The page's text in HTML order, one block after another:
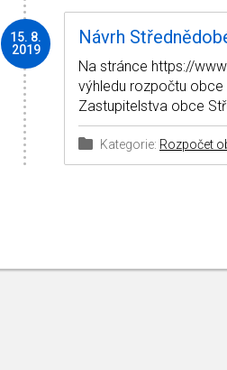
15. 8.
2019
Návrh
Na stránce https://
výhledu rozpočtu obce
Zastupitelstva obce
Kategorie: Rozpočet